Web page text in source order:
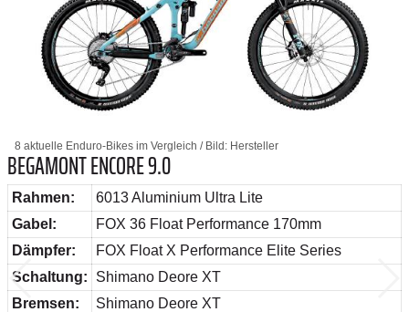
8 aktuelle Enduro-Bikes im Vergleich / Bild: Hersteller
BEGAMONT ENCORE 9.0
Rahmen:
6013 Aluminium Ultra Lite
Gabel:
FOX 36 Float Performance 170mm
Dämpfer:
FOX Float X Performance Elite Series
Schaltung:
Shimano Deore XT
Bremsen:
Shimano Deore XT